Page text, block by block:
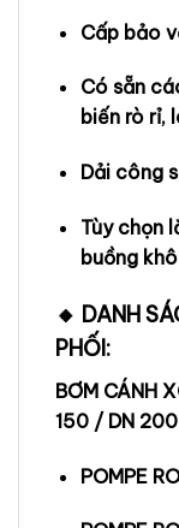
Cấp bảo
Có sẵn
biến rò rỉ,
Dải công
Tùy chọn
buồng
🔸 DANH
PHỐI:
BƠM CÁNH
150 / DN 200
POMPE